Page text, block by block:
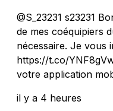
@S_23231 s23231
de mes coéquipiers
nécessaire. Je vous
https://t.co/
votre application
il y a 4 heures